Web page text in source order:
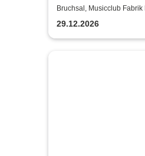
Bruchsal, Musicclub Fabrik
29.12.2026